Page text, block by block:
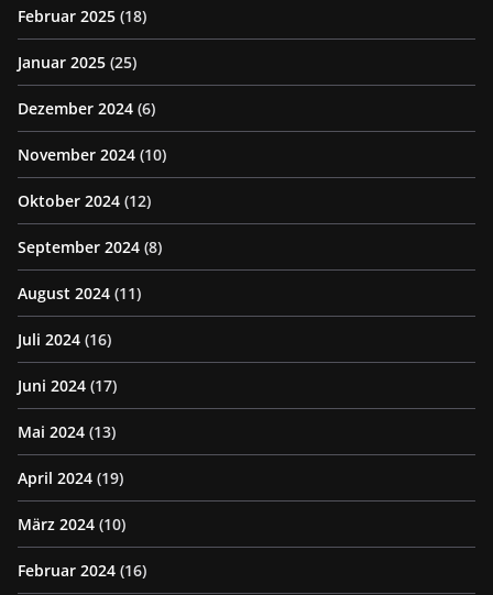
Februar 2025 (18)
Januar 2025 (25)
Dezember 2024 (6)
November 2024 (10)
Oktober 2024 (12)
September 2024 (8)
August 2024 (11)
Juli 2024 (16)
Juni 2024 (17)
Mai 2024 (13)
April 2024 (19)
März 2024 (10)
Februar 2024 (16)